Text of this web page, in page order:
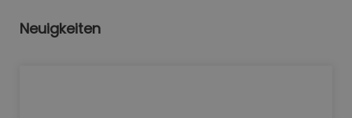
Neuigkeiten